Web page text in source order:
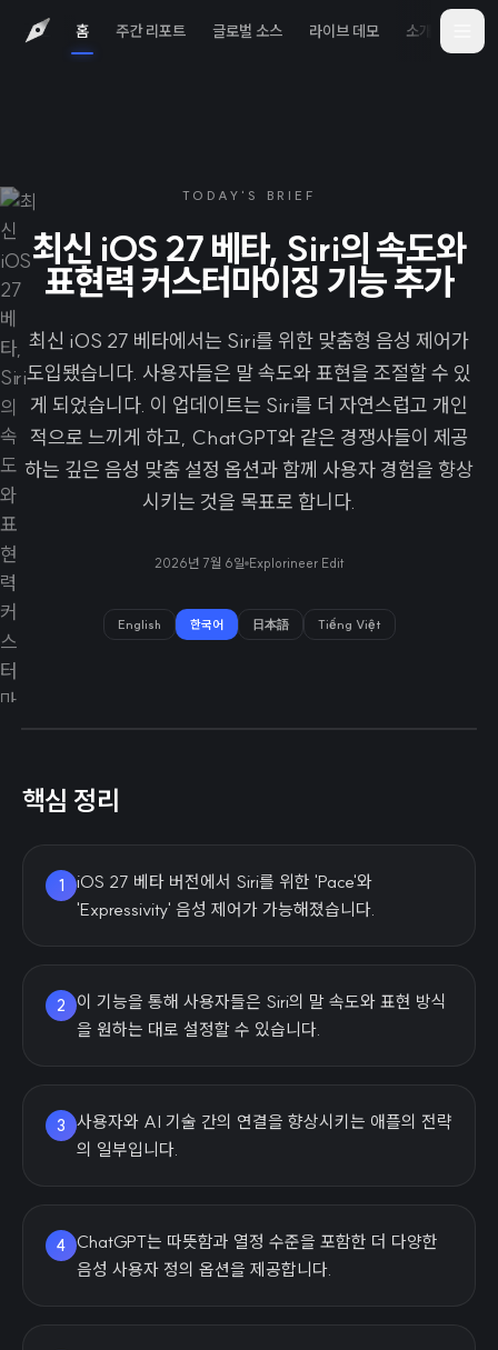
홈 주간 리포트 글로벌 소스 라이브 데모 소개
TODAY'S BRIEF
최신 iOS 27 베타, Siri의 속도와
표현력 커스터마이징 기능 추가
최신 iOS 27 베타에서는 Siri를 위한 맞춤형 음성 제어가
도입됐습니다. 사용자들은 말 속도와 표현을 조절할 수 있
게 되었습니다. 이 업데이트는 Siri를 더 자연스럽고 개인
적으로 느끼게 하고, ChatGPT와 같은 경쟁사들이 제공
하는 깊은 음성 맞춤 설정 옵션과 함께 사용자 경험을 향상
시키는 것을 목표로 합니다.
2026년 7월 6일 Explorineer Edit
English 한국어 日本語 Tiếng Việt
핵심 정리
1
iOS 27 베타 버전에서 Siri를 위한 'Pace'와
'Expressivity' 음성 제어가 가능해졌습니다.
2
이 기능을 통해 사용자들은 Siri의 말 속도와 표현 방식
을 원하는 대로 설정할 수 있습니다.
3
사용자와 AI 기술 간의 연결을 향상시키는 애플의 전략
의 일부입니다.
4
ChatGPT는 따뜻함과 열정 수준을 포함한 더 다양한
음성 사용자 정의 옵션을 제공합니다.